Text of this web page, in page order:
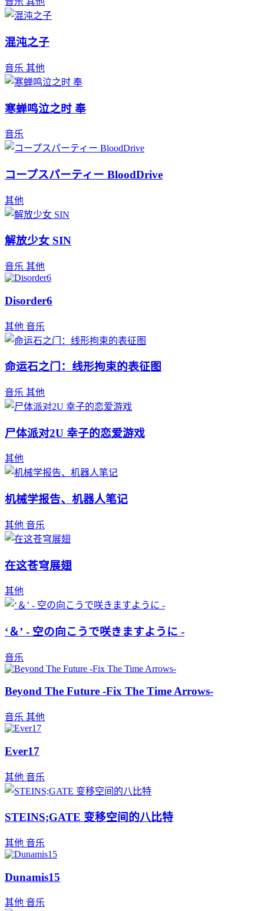
混沌之子
音乐 其他
寒蝉鸣泣之时 奉
音乐
コープスパーティー BloodDrive
其他
解放少女 SIN
音乐 其他
Disorder6
其他 音乐
命运石之门：线形拘束的表征图
音乐 其他
尸体派对2U 幸子的恋爱游戏
其他
机械学报告、机器人笔记
其他 音乐
在这苍穹展翅
其他
‘＆’ - 空の向こうで咲きますように -
音乐
Beyond The Future -Fix The Time Arrows-
音乐 其他
Ever17
其他 音乐
STEINS;GATE 变移空间的八比特
其他 音乐
Dunamis15
其他 音乐